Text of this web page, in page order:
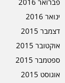
ינואר 2016
דצמבר 2015
אוקטובר 2015
ספטמבר 2015
אוגוסט 2015